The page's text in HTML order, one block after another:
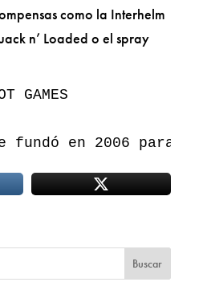
como la Interhelm
n’ Loaded o el spray
GAMES
fundó en 2006 para